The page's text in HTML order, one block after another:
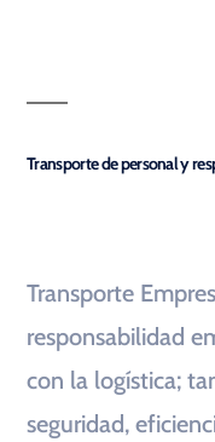
Transporte de personal y
Transporte
responsabilidad
con la logística;
seguridad,